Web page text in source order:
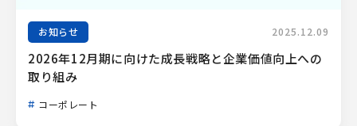
お知らせ 2025.12.09
2026年12月期に向けた成長戦略と企業価値向上への
取り組み
コーポレート